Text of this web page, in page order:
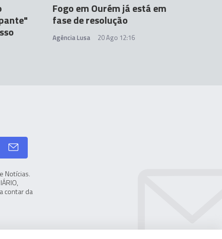
Fogo em Ourém já está em
fase de resolução
Agência Lusa 20 Ago 12:16
Notícias.
contar da